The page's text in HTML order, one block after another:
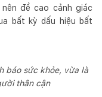
đề cao cảnh giác
bất kỳ dấu hiệu bất
báo sức khỏe, vừa là
thân cận